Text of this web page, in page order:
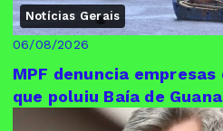
Notícias Gerais
06/08/2026
MPF denuncia
que poluiu Baía de